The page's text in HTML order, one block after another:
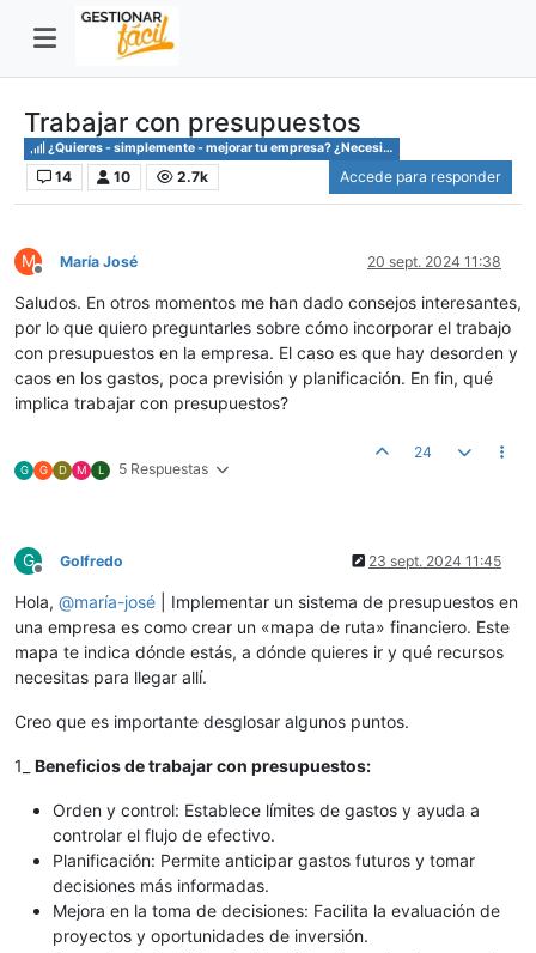
Trabajar con presupuestos
¿Quieres - simplemente - mejorar tu empresa? ¿Necesitas saber cómo?
14 10 2.7k Accede para responder
M
Desconectado
María José 20 sept. 2024 11:38
Saludos. En otros momentos me han dado consejos interesantes,
por lo que quiero preguntarles sobre cómo incorporar el trabajo
con presupuestos en la empresa. El caso es que hay desorden y
caos en los gastos, poca previsión y planificación. En fin, qué
implica trabajar con presupuestos?
G G D M L 5 Respuestas
24
G
Desconectado
Golfredo 23 sept. 2024 11:45
Hola, @maría-josé | Implementar un sistema de presupuestos en
una empresa es como crear un «mapa de ruta» financiero. Este
mapa te indica dónde estás, a dónde quieres ir y qué recursos
necesitas para llegar allí.
Creo que es importante desglosar algunos puntos.
1_ Beneficios de trabajar con presupuestos:
Orden y control: Establece límites de gastos y ayuda a
controlar el flujo de efectivo.
Planificación: Permite anticipar gastos futuros y tomar
decisiones más informadas.
Mejora en la toma de decisiones: Facilita la evaluación de
proyectos y oportunidades de inversión.